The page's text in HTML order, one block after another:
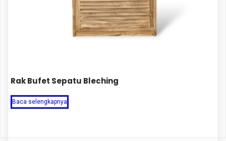
Rak Bufet Sepatu Bleching
Baca selengkapnya